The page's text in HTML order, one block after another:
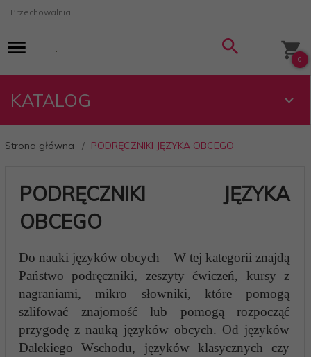
Przechowalnia
0
KATALOG
Strona główna PODRĘCZNIKI JĘZYKA OBCEGO
PODRĘCZNIKI JĘZYKA
OBCEGO
Do nauki języków obcych – W tej kategorii znajdą
Państwo podręczniki, zeszyty ćwiczeń, kursy z
nagraniami, mikro słowniki, które pomogą
szlifować znajomość lub pomogą rozpocząć
przygodę z nauką języków obcych. Od języków
Dalekiego Wschodu, języków klasycznych czy